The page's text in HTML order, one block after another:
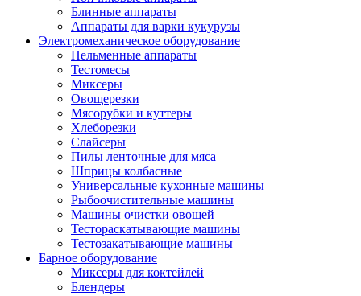
Блинные аппараты
Аппараты для варки кукурузы
Электромеханическое оборудование
Пельменные аппараты
Тестомесы
Миксеры
Овощерезки
Мясорубки и куттеры
Хлеборезки
Слайсеры
Пилы ленточные для мяса
Шприцы колбасные
Универсальные кухонные машины
Рыбоочистительные машины
Машины очистки овощей
Тестораскатывающие машины
Тестозакатывающие машины
Барное оборудование
Миксеры для коктейлей
Блендеры